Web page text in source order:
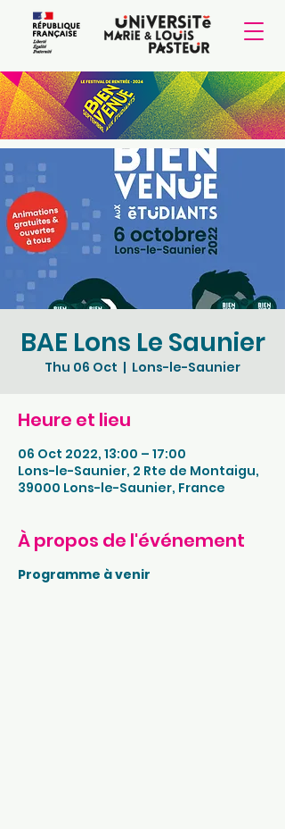
BAE Lons Le Saunier
Thu 06 Oct
  |
Lons-le-Saunier
Heure et lieu
06 Oct 2022, 13:00 – 17:00
Lons-le-Saunier, 2 Rte de Montaigu,
39000 Lons-le-Saunier, France
À propos de l'événement
Programme à venir